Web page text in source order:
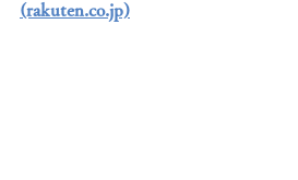
(rakuten.co.jp)